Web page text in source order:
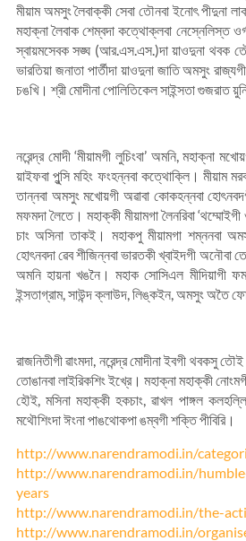
মীয়াম অমসুং লৈবাক্কী সেবা তৌনবা ইনোৎ পীদুনা
মহাক্না লৈবাক শেম্বদা কত্থোক্লবা নেস্নেলিস্ত
স্বায়মসেবক সঙ্ঘ (আর.এস.এস.)দা য়াওদুনা থবক
ভারতিয়া জনাতা পার্তীদা য়াওদুনা জাতি অমসুং
চঙখি। শ্রী মোদীনা পোলিতিকেল সাইন্সতা গুজরাত
নরেন্দ্র মোদী ‘মীয়ামগী লুচিংবা’ অমনি, মহাক্না
য়াইফবা পুন্সি মহিং ফংহন্নবা কত্থোক্লি। মীয়াম
তান্নবা অমসুং মখোয়গী অৱাবা কোকহন্নবা
মফমদা লৈতে। মহাক্কী মীয়ামগা লৈনরিবা ‘থম্মোইগী
চাং অসিনা তাকই। মহাকপু মীয়ামগা শম্ননবা
হোৎনবদা ৱেব শীজিন্নবা ভারতকী খ্বাইদগী অনৌবা
অমনি হায়না খঙনৈ। মহাক সোসিএল মীদিয়াগী
ইন্সতাগ্রাম, সাউন্দ ক্লাউদ, লিঙ্কইন, অমসুং অতৈ
রাজনিতীগী ৱাংমদা, নরেন্দ্র মোদীনা ইবগী থবকসু
তোঙানবা লাইরিকশিং ইখ্রে। মহাক্না মহাক্কী
হৌই, মসিনা মহাক্কী হকচাং, ৱাখল পাঙ্গল
মথৌশিংদা ঈংনা পাঙথোকপা ঙম্বগী শক্তি পীবিরি।
http://www.narendramodi.in/
http://www.narendramodi.in/
years
http://www.narendramodi.in/the-
http://www.narendramodi.in/